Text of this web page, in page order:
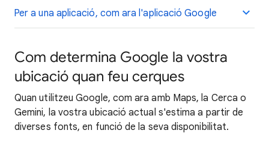
Per a una aplicació, com ara l'aplicació Google
Com determina Google la vostra
ubicació quan feu cerques
Quan utilitzeu Google, com ara amb Maps, la Cerca o
Gemini, la vostra ubicació actual s'estima a partir de
diverses fonts, en funció de la seva disponibilitat.